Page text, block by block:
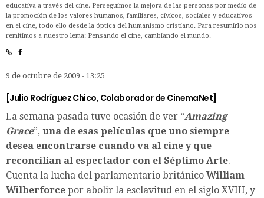
educativa a través del cine. Perseguimos la mejora de las personas por medio de
la promoción de los valores humanos, familiares, cívicos, sociales y educativos
en el cine, todo ello desde la óptica del humanismo cristiano. Para resumirlo nos
remitimos a nuestro lema: Pensando el cine, cambiando el mundo.
9 de octubre de 2009 - 13:25
[Julio Rodríguez Chico, Colaborador de CinemaNet]
La semana pasada tuve ocasión de ver “Amazing
Grace”, una de esas películas que uno siempre
desea encontrarse cuando va al cine y que
reconcilian al espectador con el Séptimo Arte.
Cuenta la lucha del parlamentario británico William
Wilberforce por abolir la esclavitud en el siglo XVIII, y